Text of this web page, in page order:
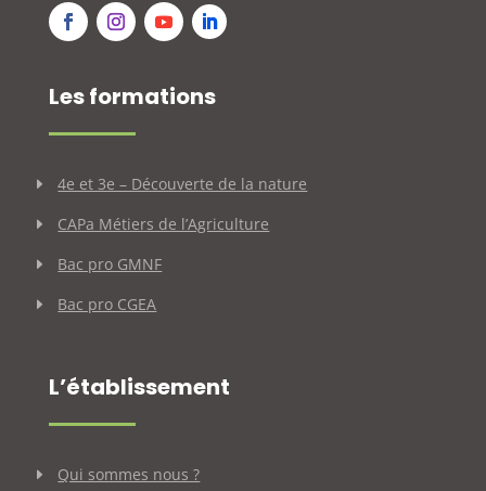
Les formations
4e et 3e – Découverte de la nature
CAPa Métiers de l’Agriculture
Bac pro GMNF
Bac pro CGEA
L’établissement
Qui sommes nous ?